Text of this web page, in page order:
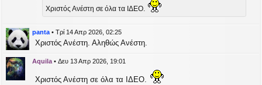
Χριστός Ανέστη σε όλα τα ΙΔΕΟ.
panta • Τρί 14 Απρ 2026, 02:25
Χριστός Ανέστη. Αληθώς Ανέστη.
Aquila • Δευ 13 Απρ 2026, 19:01
Χριστός Ανέστη σε όλα τα ΙΔΕΟ.